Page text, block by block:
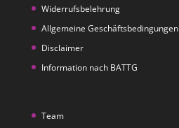
Widerrufsbelehrung
Allgemeine Geschäftsbedingungen
Disclaimer
Information nach BATTG
Team